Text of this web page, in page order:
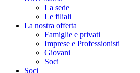
La sede
Le filiali
La nostra offerta
Famiglie e privati
Imprese e Professionisti
Giovani
Soci
Soci